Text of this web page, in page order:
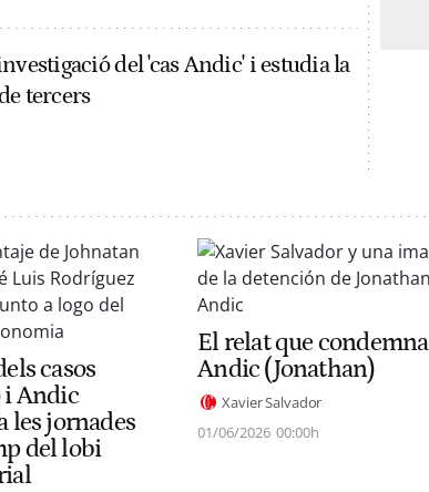
del 'cas Andic' i estudia la
tercers
casos
i Andic
les jornades
del lobi
El relat que condemna
Andic (Jonathan)
Xavier Salvador
01/06/2026 00:00h